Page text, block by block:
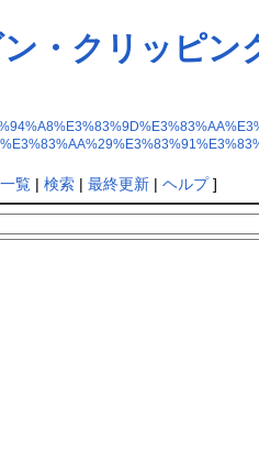
・クリッピン
一覧| 検索| 最終更新| ヘルプ]